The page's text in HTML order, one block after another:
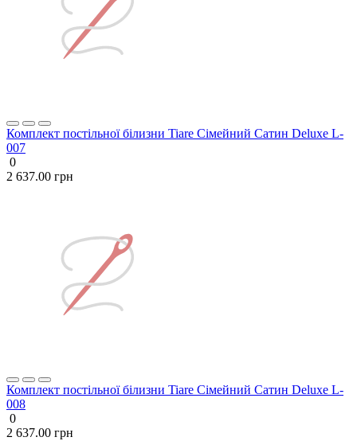
Комплект постільної білизни Tiare Сімейний Сатин Deluxe L-
007
0
2 637.00 грн
Комплект постільної білизни Tiare Сімейний Сатин Deluxe L-
008
0
2 637.00 грн